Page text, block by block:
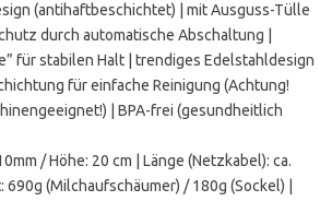
(antihaftbeschichtet) | mit Ausguss-Tülle
durch automatische Abschaltung |
für stabilen Halt | trendiges Edelstahldesign
für einfache Reinigung (Achtung!
| BPA-frei (gesundheitlich
/ Höhe: 20 cm | Länge (Netzkabel): ca.
690g (Milchaufschäumer) / 180g (Sockel) |